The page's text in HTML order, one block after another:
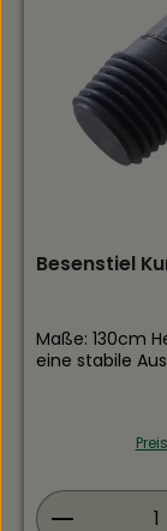
Besenstiel
Maße: 130cm
Produkt